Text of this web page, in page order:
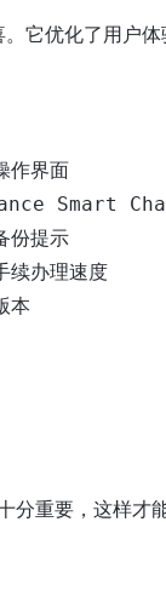
优化了用户体
作界面
Smart
份提示
办理速度
本
分重要，这样